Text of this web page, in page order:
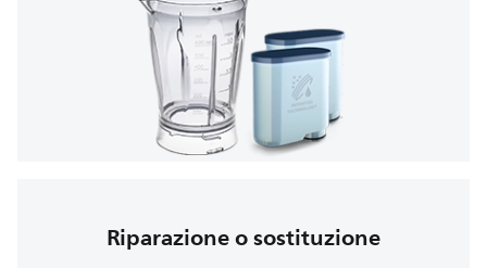
Riparazione o sostituzione